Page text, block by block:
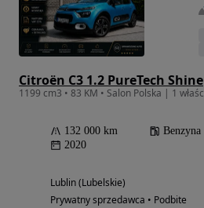
Citroën C3 1.2 PureTech Shine
132 000 km Benzyna
2020
Lublin (Lubelskie)
Prywatny sprzedawca • Podbite